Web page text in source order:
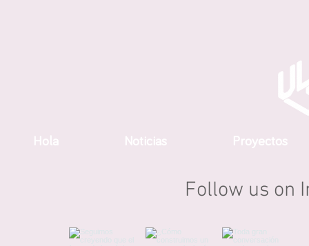
Hola Noticias Proyectos
Follow us on